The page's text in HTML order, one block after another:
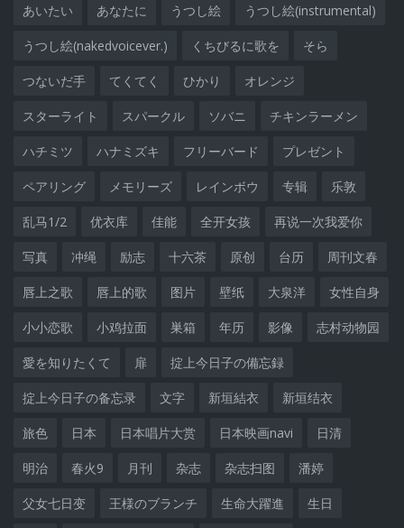
あいたい あなたに うつし絵 うつし絵(instrumental)
うつし絵(nakedvoicever.) くちびるに歌を そら
つないだ手 てくてく ひかり オレンジ
スターライト スパークル ソバニ チキンラーメン
ハチミツ ハナミズキ フリーバード プレゼント
ペアリング メモリーズ レインボウ 专辑 乐敦
乱马1/2 优衣库 佳能 全开女孩 再说一次我爱你
写真 冲绳 励志 十六茶 原创 台历 周刊文春
唇上之歌 唇上的歌 图片 壁纸 大泉洋 女性自身
小小恋歌 小鸡拉面 巣箱 年历 影像 志村动物园
愛を知りたくて 扉 掟上今日子の備忘録
掟上今日子の备忘录 文字 新垣結衣 新垣结衣
旅色 日本 日本唱片大赏 日本映画navi 日清
明治 春火9 月刊 杂志 杂志扫图 潘婷
父女七日变 王様のブランチ 生命大躍進 生日